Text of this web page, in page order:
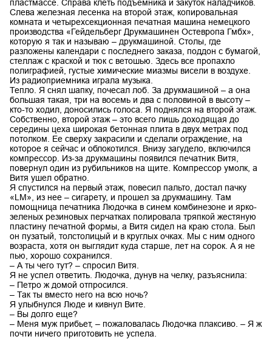
пластмассе. Справа клеть подъемника и закуток наладчиков.
Слева железная лесенка на второй этаж, копировальная
комната и четырехсекционная печатная машина немецкого
производства «Гейдельберг Друкмашинен Остевропа Гмбх»,
которую я так и называю – друкмашиной. Столы, где
разложены календари с последнего заказа, поддон с бумагой,
стеллаж с краской и тюк с ветошью. Здесь все пропахло
полиграфией, густые химические миазмы висели в воздухе.
Из радиоприемника играла музыка.
Тепло. Я снял шапку, почесал лоб. За друкмашиной – а она
большая такая, три на восемь и два с половиной в высоту –
кто-то ходил, доносились голоса. Я поднялся на второй этаж.
Собственно, второй этаж – это всего лишь доходящая до
середины цеха широкая бетонная плита в двух метрах под
потолком. Ее сверху закрасили и сделали ограждение, на
которое я сейчас и облокотился. Внизу загудело, включился
компрессор. Из-за друкмашины появился печатник Витя,
повернул один из рубильников на щите. Компрессор умолк, а
Витя ушел обратно.
Я спустился на первый этаж, повесил пальто, достал пачку
«LM», из нее – сигарету, и прошел за друкмашину. Там
помощница печатника Людочка в синем комбинезоне и ярко-
зеленых резиновых перчатках полировала тряпкой жестяную
пластину печатной формы, а Витя сидел на краю стола. Был
он пузатый, толстолицый и в круглых очках. Мы с ним одного
возраста, хотя он выглядит куда старше, лет на сорок. А я не
пью, хорошо сохранился.
– А ты чего тут? – спросил Витя.
Я не успел ответить. Людочка, дунув на челку, разъяснила:
– Петро ж домой отпросился.
– Так ты вместо него на всю ночь?
Я улыбнулся Люде и кивнул Вите.
– Вы долго еще?
– Меня муж прибьет, – пожаловалась Людочка плаксиво. – Я ж
почти ничего приготовить не успела.